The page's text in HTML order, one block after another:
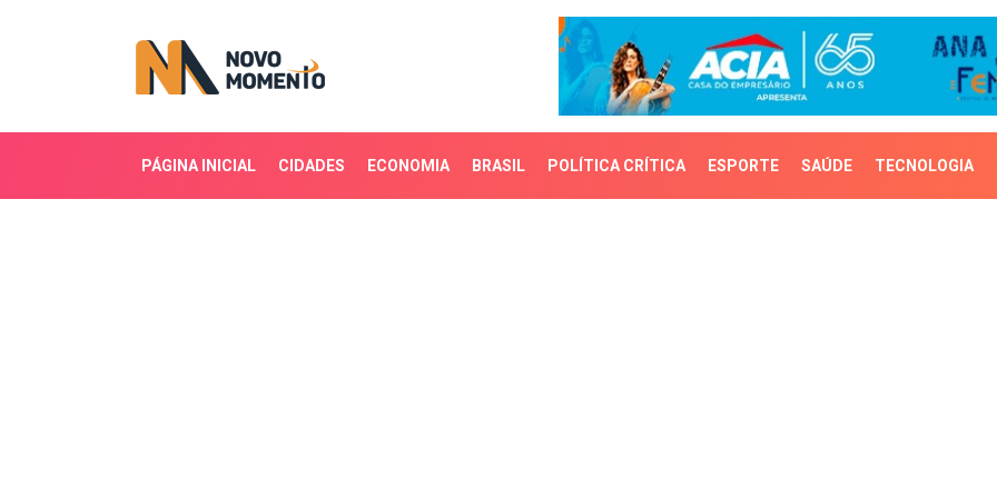
PÁGINA INICIAL CIDADES ECONOMIA BRASIL POLÍTICA CRÍTICA ESPORTE SAÚDE TECNOLOGIA